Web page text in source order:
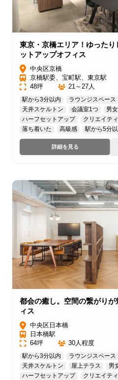
東京・京橋エリア！ゆった
ットアップオフィス
中央区京橋
京橋駅委、宝町駅、東京駅
48坪
21～27人
駅から3分以内 ラウンジスペース
天井スケルトン
会議室1つ
男
ハーフセットアップ
クリエイテ
落ち着いた
高級感 駅から5分
詳細を見る
都会の癒し。空間の繋がり
ィス
中央区日本橋
日本橋駅
64坪
30人程度
駅から3分以内 ラウンジスペース
天井スケルトン
屋上テラス
男
ハーフセットアップ
クリエイテ